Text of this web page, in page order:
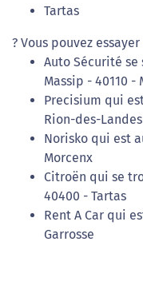
Tartas
? Vous pouvez
Auto Sécurité
Massip - 40110 -
Precisium qui
Rion-des-Landes
Norisko qui est
Morcenx
Citroën qui se
40400 - Tartas
Rent A Car qui
Garrosse